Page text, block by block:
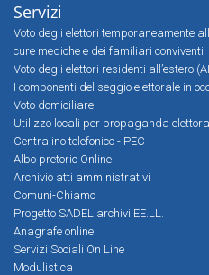
Servizi
Voto degli elettori temporaneamente
cure mediche e dei familiari conviventi
Voto degli elettori residenti all’estero
I componenti del seggio elettorale in
Voto domiciliare
Utilizzo locali per propaganda
Centralino telefonico - PEC
Albo pretorio Online
Archivio atti amministrativi
Comuni-Chiamo
Progetto SADEL archivi EE.LL.
Anagrafe online
Servizi Sociali On Line
Modulistica